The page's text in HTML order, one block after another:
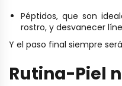
Péptidos, que son
rostro, y desvanecer
Y el paso final siempre
Rutina-Piel